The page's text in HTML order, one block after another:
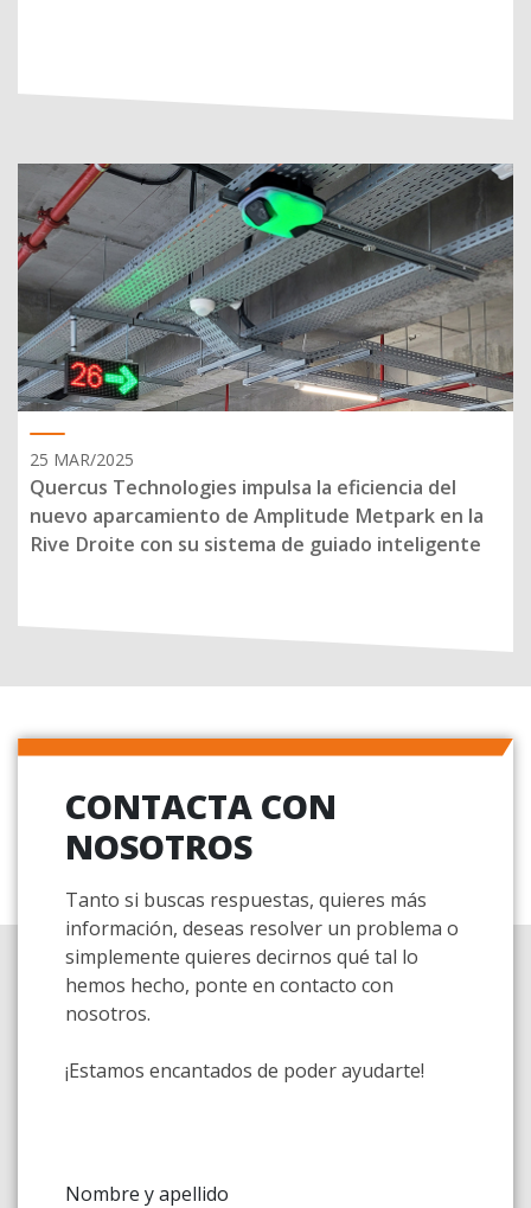
25 MAR/2025
Quercus Technologies impulsa la eficiencia del
nuevo aparcamiento de Amplitude Metpark en la
Rive Droite con su sistema de guiado inteligente
CONTACTA CON
NOSOTROS
Tanto si buscas respuestas, quieres más
información, deseas resolver un problema o
simplemente quieres decirnos qué tal lo
hemos hecho, ponte en contacto con
nosotros.
¡Estamos encantados de poder ayudarte!
Nombre y apellido